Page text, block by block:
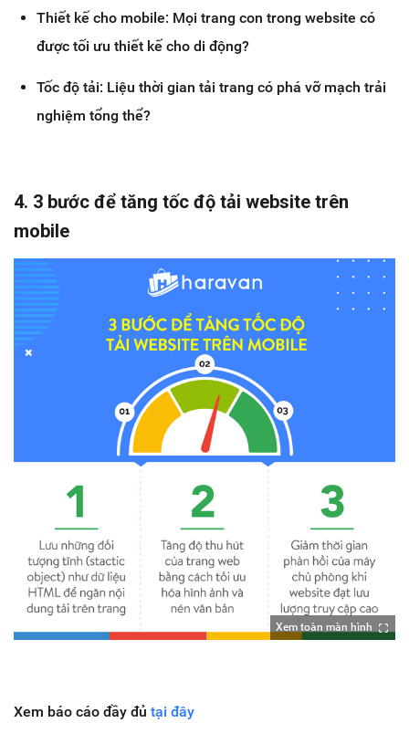
Thiết kế cho mobile: Mọi trang con trong website có
được tối ưu thiết kế cho di động?
Tốc độ tải: Liệu thời gian tải trang có phá vỡ mạch trải
nghiệm tổng thể?
4. 3 bước để tăng tốc độ tải website trên
mobile
Xem toàn màn hình
Xem báo cáo đầy đủ tại đây